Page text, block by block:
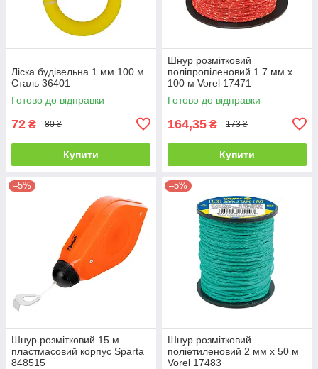
Ліска будівельна 1 мм 100 м
Сталь 36401
Готово до відправки
72 ₴ 80 ₴
Купити
Шнур розмітковий
поліпропіленовий 1.7 мм х
100 м Vorel 17471
Готово до відправки
164,35 ₴ 173 ₴
Купити
–5%
Шнур розмітковий 15 м
пластмасовий корпус Sparta
848515
–5%
Шнур розмітковий
поліетиленовий 2 мм х 50 м
Vorel 17483